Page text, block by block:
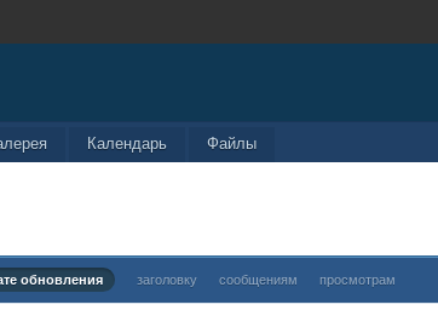
Календарь Файлы
обновления заголовку сообщениям просмотрам